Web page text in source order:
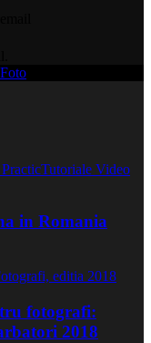
Tutoriale Video
in Romania
fotografi:
2018